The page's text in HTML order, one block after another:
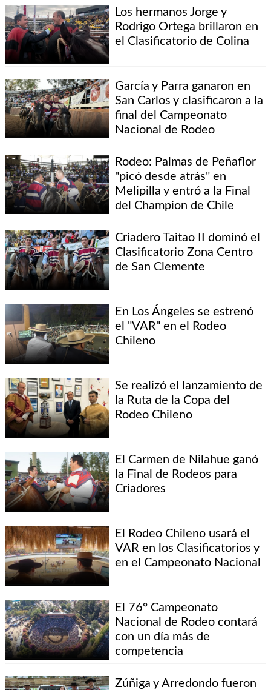
Los hermanos Jorge y
Rodrigo Ortega brillaron en
el Clasificatorio de Colina
García y Parra ganaron en
San Carlos y clasificaron a la
final del Campeonato
Nacional de Rodeo
Rodeo: Palmas de Peñaflor
"picó desde atrás" en
Melipilla y entró a la Final
del Champion de Chile
Criadero Taitao II dominó el
Clasificatorio Zona Centro
de San Clemente
En Los Ángeles se estrenó
el "VAR" en el Rodeo
Chileno
Se realizó el lanzamiento de
la Ruta de la Copa del
Rodeo Chileno
El Carmen de Nilahue ganó
la Final de Rodeos para
Criadores
El Rodeo Chileno usará el
VAR en los Clasificatorios y
en el Campeonato Nacional
El 76° Campeonato
Nacional de Rodeo contará
con un día más de
competencia
Zúñiga y Arredondo fueron